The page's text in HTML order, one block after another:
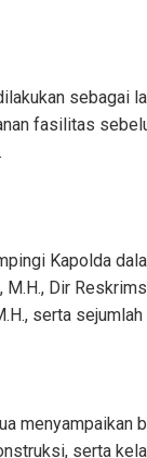
sebagai
fasilitas
Kapolda
M.H., Dir
serta
menyampaikan
serta